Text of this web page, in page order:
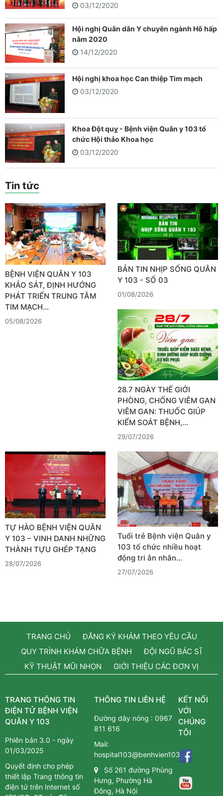
03/12/2020
Hội nghị Quân dân Y chuyên ngành Hô hấp
năm 2020
14/12/2020
Hội nghị khoa học Can thiệp Tim mạch
03/12/2020
Khoa Đột quỵ - Bệnh viện Quân y 103 tổ
chức Hội thảo Khoa học
03/12/2020
Tin tức
BỆNH VIỆN QUÂN Y 103
KHẢO SÁT, ĐỊNH HƯỚNG
PHÁT TRIỂN TRUNG TÂM
TIM MẠCH…
05/08/2026
BẢN TIN NHỊP SỐNG QUÂN
Y 103 - SỐ 03
01/08/2026
28.7 NGÀY THẾ GIỚI
PHÒNG, CHỐNG VIÊM GAN
VIÊM GAN: THUỐC GIÚP
KIỂM SOÁT BỆNH,…
29/07/2026
TỰ HÀO BỆNH VIỆN QUÂN
Y 103 – VINH DANH NHỮNG
THÀNH TỰU GHÉP TẠNG
28/07/2026
Tuổi trẻ Bệnh viện Quân y
103 tổ chức nhiều hoạt
động tri ân nhân…
27/07/2026
TRANG CHỦ
ĐĂNG KÝ KHÁM THEO YÊU CẦU
QUY TRÌNH KHÁM CHỮA BỆNH
ĐỘI NGŨ BÁC SĨ
KỸ THUẬT MŨI NHỌN
GIỚI THIỆU CÁC ĐƠN VỊ
TRANG THÔNG TIN
ĐIỆN TỬ BỆNH VIỆN
QUÂN Y 103
Phiên bản 3.0 - ngày
01/03/2025
Quyết định cho phép
thiết lập Trang thông tin
điện tử trên Internet số
THÔNG TIN LIÊN HỆ
Đường dây nóng :0967
811 616
Mail:
hospital103@benhvien103.vn
Số 261 đường Phùng
Hưng, Phường Hà
Đông, Hà Nội
KẾT NỐI
VỚI
CHÚNG
TÔI